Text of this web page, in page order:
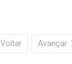
Voltar Avançar